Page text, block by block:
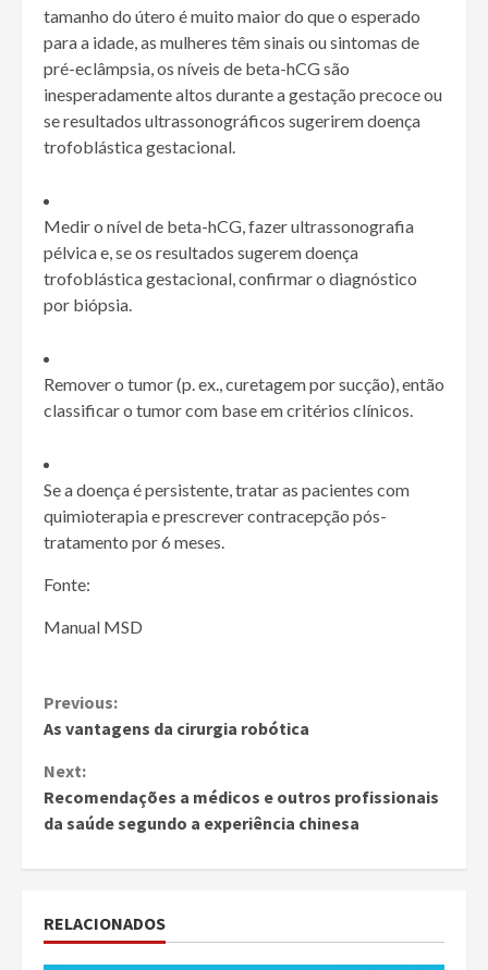
tamanho do útero é muito maior do que o esperado
para a idade, as mulheres têm sinais ou sintomas de
pré-eclâmpsia, os níveis de beta-hCG são
inesperadamente altos durante a gestação precoce ou
se resultados ultrassonográficos sugerirem doença
trofoblástica gestacional.
Medir o nível de beta-hCG, fazer ultrassonografia
pélvica e, se os resultados sugerem doença
trofoblástica gestacional, confirmar o diagnóstico
por biópsia.
Remover o tumor (p. ex., curetagem por sucção), então
classificar o tumor com base em critérios clínicos.
Se a doença é persistente, tratar as pacientes com
quimioterapia e prescrever contracepção pós-
tratamento por 6 meses.
Fonte:
Manual MSD
Continue
Reading
Previous:
As vantagens da cirurgia robótica
Next:
Recomendações a médicos e outros profissionais
da saúde segundo a experiência chinesa
RELACIONADOS